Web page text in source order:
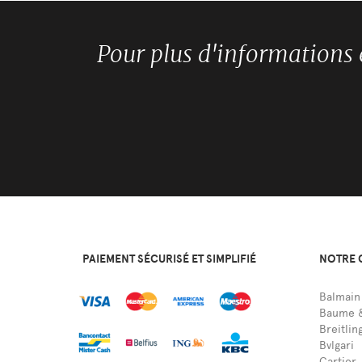
Pour plus d'informations
PAIEMENT SÉCURISÉ ET SIMPLIFIÉ NOTRE
Balmain
Baume
Bvlgari